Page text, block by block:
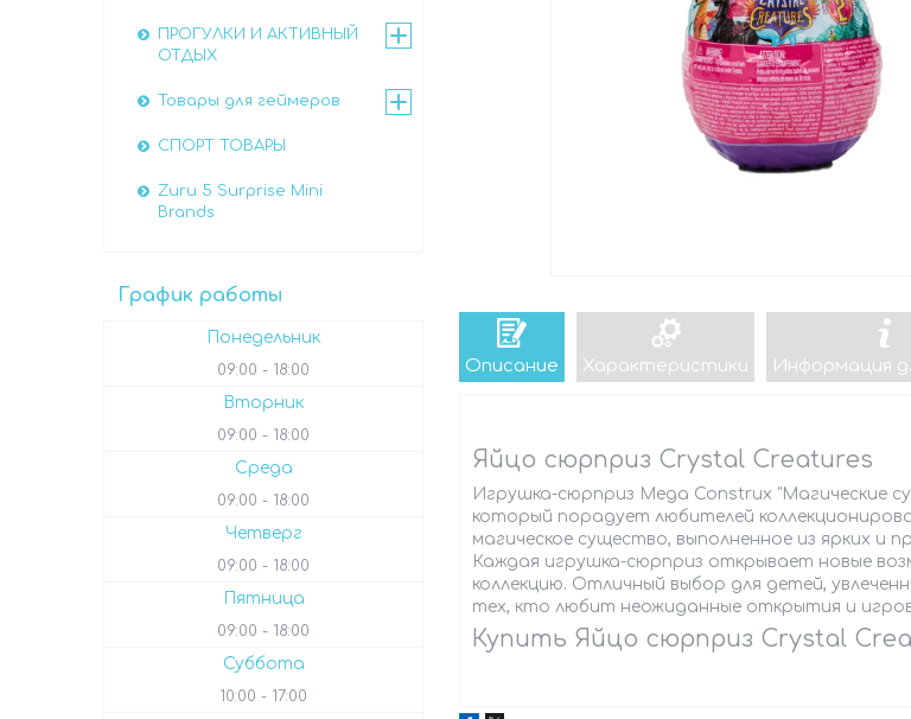
Описание Характеристики Информация
Яйцо сюрприз Crystal Creatures
Игрушка-сюрприз Mega Construx "Магические
который порадует любителей
магическое существо, выполненное из ярких
Каждая игрушка-сюрприз открывает новые
коллекцию. Отличный выбор для детей,
тех, кто любит неожиданные открытия и
Купить Яйцо сюрприз Crystal
ПРОГУЛКИ И АКТИВНЫЙ
ОТДЫХ
Товары для геймеров
СПОРТ ТОВАРЫ
Zuru 5 Surprise Mini
Brands
График работы
Понедельник
09:00 18:00
Вторник
09:00 18:00
Среда
09:00 18:00
Четверг
09:00 18:00
Пятница
09:00 18:00
Суббота
10:00 17:00